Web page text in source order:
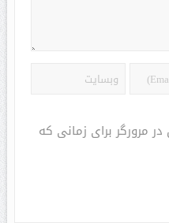
مرورگر برای زمانی که